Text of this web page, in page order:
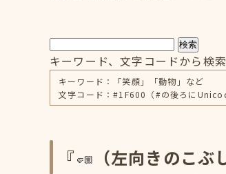
検索
キーワード、文字コードから検
キーワード：「笑顔」「動物」など
文字コード：#1F600（#の後ろに
『 （左向きのこ